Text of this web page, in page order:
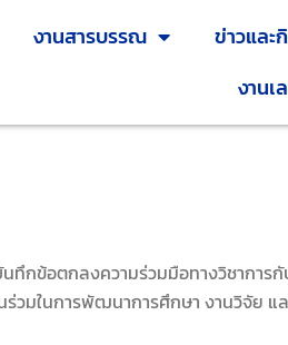
งานสารบรรณ ข่าวและ
งานเ
ข้อตกลงความร่วมมือทางวิชาการ
ร่วมในการพัฒนาการศึกษา งานวิจัย